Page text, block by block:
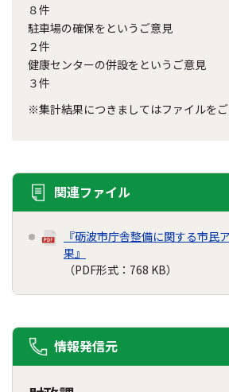
８件
駐車場の確保をとい
２件
健康センターの併設を
３件
※集計結果につきましてはファイルをご
関連ファイル
『砺波市庁舎整備に関する市民
果』
（PDF形式：768 KB）
情報発信元